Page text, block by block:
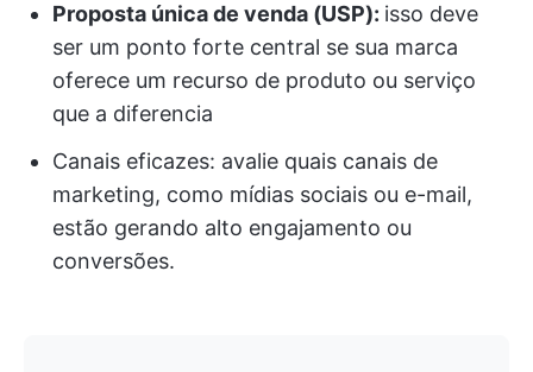
Proposta única de venda (USP): isso deve
ser um ponto forte central se sua marca
oferece um recurso de produto ou serviço
que a diferencia
Canais eficazes: avalie quais canais de
marketing, como mídias sociais ou e-mail,
estão gerando alto engajamento ou
conversões.